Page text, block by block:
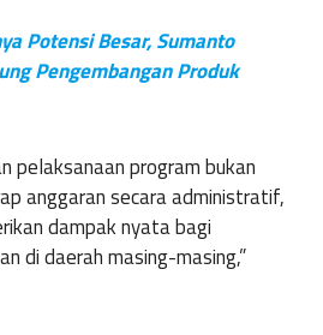
Potensi Besar, Sumanto
Pengembangan Produk
pelaksanaan program bukan
anggaran secara administratif,
dampak nyata bagi
di daerah masing-masing,”